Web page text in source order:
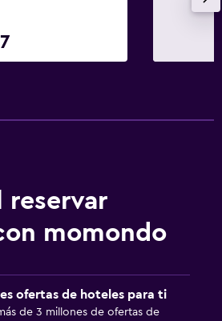
reservar
momondo
ofertas de hoteles para ti
de 3 millones de ofertas de